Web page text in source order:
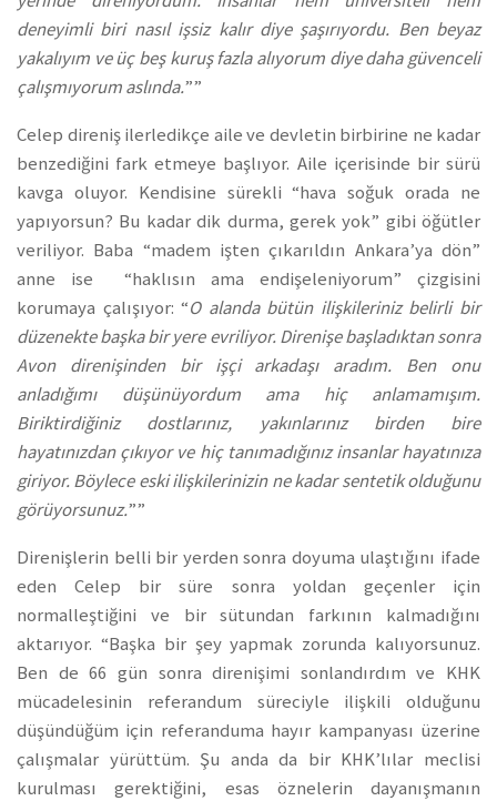
deneyimli biri nasıl işsiz kalır diye şaşırıyordu. Ben beyaz
yakalıyım ve üç beş kuruş fazla alıyorum diye daha güvenceli
çalışmıyorum aslında.””
Celep direniş ilerledikçe aile ve devletin birbirine ne kadar
benzediğini fark etmeye başlıyor. Aile içerisinde bir sürü
kavga oluyor. Kendisine sürekli “hava soğuk orada ne
yapıyorsun? Bu kadar dik durma, gerek yok” gibi öğütler
veriliyor. Baba “madem işten çıkarıldın Ankara’ya dön”
anne ise “haklısın ama endişeleniyorum” çizgisini
korumaya çalışıyor: “O alanda bütün ilişkileriniz belirli bir
düzenekte başka bir yere evriliyor. Direnişe başladıktan sonra
Avon direnişinden bir işçi arkadaşı aradım. Ben onu
anladığımı düşünüyordum ama hiç anlamamışım.
Biriktirdiğiniz dostlarınız, yakınlarınız birden bire
hayatınızdan çıkıyor ve hiç tanımadığınız insanlar hayatınıza
giriyor. Böylece eski ilişkilerinizin ne kadar sentetik olduğunu
görüyorsunuz.””
Direnişlerin belli bir yerden sonra doyuma ulaştığını ifade
eden Celep bir süre sonra yoldan geçenler için
normalleştiğini ve bir sütundan farkının kalmadığını
aktarıyor. “Başka bir şey yapmak zorunda kalıyorsunuz.
Ben de 66 gün sonra direnişimi sonlandırdım ve KHK
mücadelesinin referandum süreciyle ilişkili olduğunu
düşündüğüm için referanduma hayır kampanyası üzerine
çalışmalar yürüttüm. Şu anda da bir KHK’lılar meclisi
kurulması gerektiğini, esas öznelerin dayanışmanın